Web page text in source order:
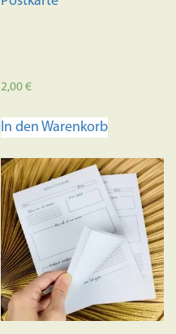
2,00€
In den Warenkorb